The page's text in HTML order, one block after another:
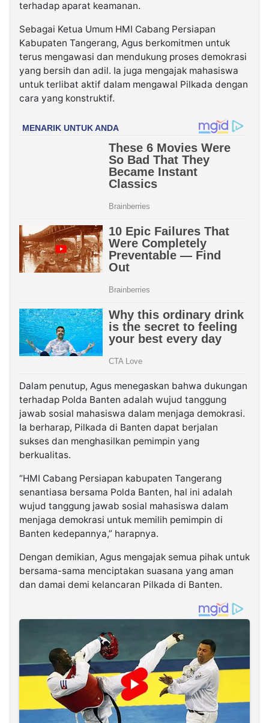
terhadap aparat keamanan.
Sebagai Ketua Umum HMI Cabang Persiapan
Kabupaten Tangerang, Agus berkomitmen untuk
terus mengawasi dan mendukung proses demokrasi
yang bersih dan adil. Ia juga mengajak mahasiswa
untuk terlibat aktif dalam mengawal Pilkada dengan
cara yang konstruktif.
Dalam penutup, Agus menegaskan bahwa dukungan
terhadap Polda Banten adalah wujud tanggung
jawab sosial mahasiswa dalam menjaga demokrasi.
Ia berharap, Pilkada di Banten dapat berjalan
sukses dan menghasilkan pemimpin yang
berkualitas.
“HMI Cabang Persiapan kabupaten Tangerang
senantiasa bersama Polda Banten, hal ini adalah
wujud tanggung jawab sosial mahasiswa dalam
menjaga demokrasi untuk memilih pemimpin di
Banten kedepannya,” harapnya.
Dengan demikian, Agus mengajak semua pihak untuk
bersama-sama menciptakan suasana yang aman
dan damai demi kelancaran Pilkada di Banten.